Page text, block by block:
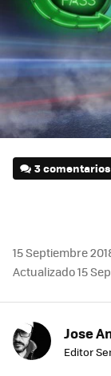
3 comentarios
15 Septiembre
Actualizado 15
Jose
Editor